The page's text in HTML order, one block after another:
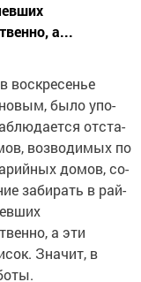
а...
воскресенье
было упо­
отста­
возводимых по
домов, со­
забирать в рай­
а эти
Значит, в